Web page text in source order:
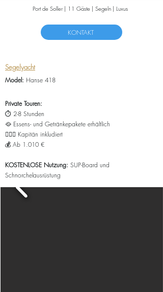
Port de Soller | 11 Gäste | Segeln | Luxus
KONTAKT
Segelyacht
Model: Hanse 418
Private Touren:
⏱️ 2-8 Stunden
🥘 Essens- und Getränkepakete erhältlich
👨🏻‍✈️ Kapitän inkludiert
💰 Ab 1.010 €
KOSTENLOSE Nutzung: SUP-Board und
Schnorchelausrüstung